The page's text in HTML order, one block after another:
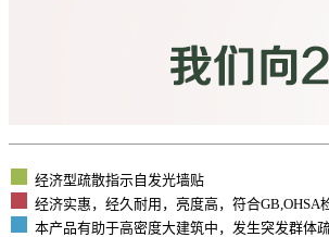
经济型疏散指示自发光墙贴
经济实惠，经久耐用，亮度高，符合GB,OHSA
本产品有助于高密度大建筑中，发生突发群体